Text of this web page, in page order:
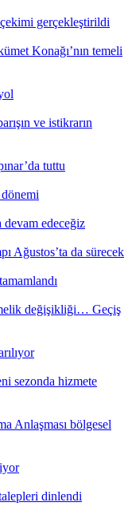
gerçekleştirildi
Konağı’nın temeli
ve istikrarın
tuttu
devam edeceğiz
Ağustos’ta da sürecek
değişikliği… Geçiş
sezonda hizmete
Anlaşması bölgesel
dinlendi